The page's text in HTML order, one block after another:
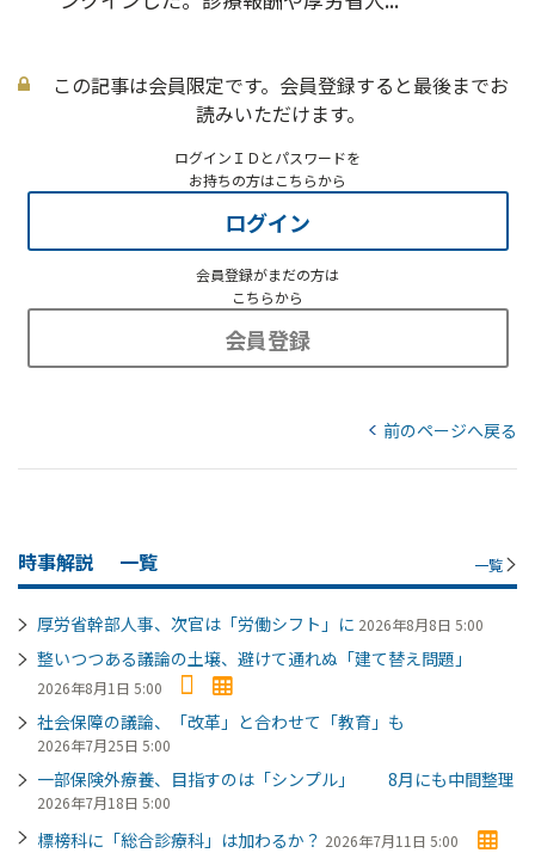
この記事は会員限定です。会員登録すると最後までお
読みいただけます。
ログインＩＤとパスワードを
お持ちの方はこちらから
ログイン
会員登録がまだの方は
こちらから
会員登録
前のページへ戻る
時事解説 一覧 一覧
厚労省幹部人事、次官は「労働シフト」に 2026年8月8日 5:00
整いつつある議論の土壌、避けて通れぬ「建て替え問題」
2026年8月1日 5:00
社会保障の議論、「改革」と合わせて「教育」も
2026年7月25日 5:00
一部保険外療養、目指すのは「シンプル」 8月にも中間整理
2026年7月18日 5:00
標榜科に「総合診療科」は加わるか？ 2026年7月11日 5:00